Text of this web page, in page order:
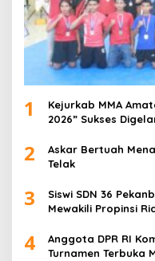
1
Kejurkab MMA
2026” Sukses
2
Askar Bertuah
Telak
3
Siswi SDN 36
Mewakili Propinsi
4
Anggota DPR RI
Turnamen Terbuka